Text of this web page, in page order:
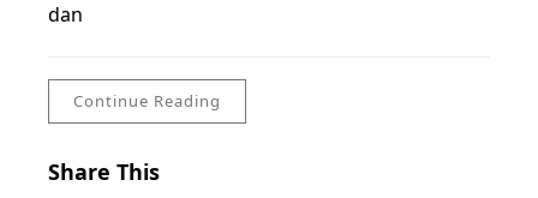
dan
Continue Reading
Share This